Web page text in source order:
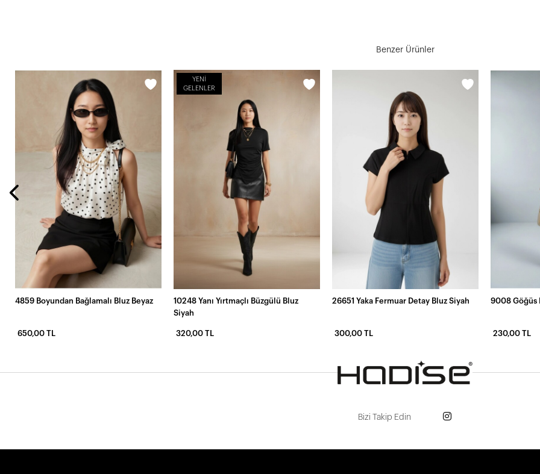
Benzer Ürünler
4859 Boyundan Bağlamalı Bluz Beyaz
650,00 TL
YENI
GELENLER
10248 Yanı Yırtmaçlı Büzgülü Bluz
Siyah
320,00 TL
26651 Yaka Fermuar Detay Bluz Siyah
300,00 TL
9008 Göğüs
230,00 TL
Bizi Takip Edin